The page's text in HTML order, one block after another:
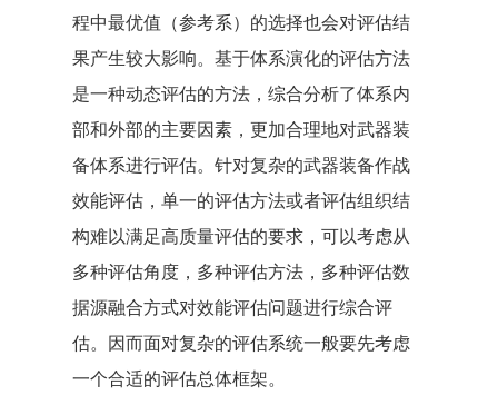
程中最优值（参考系）的选择也会对评估结
果产生较大影响。基于体系演化的评估方法
是一种动态评估的方法，综合分析了体系内
部和外部的主要因素，更加合理地对武器装
备体系进行评估。针对复杂的武器装备作战
效能评估，单一的评估方法或者评估组织结
构难以满足高质量评估的要求，可以考虑从
多种评估角度，多种评估方法，多种评估数
据源融合方式对效能评估问题进行综合评
估。因而面对复杂的评估系统一般要先考虑
一个合适的评估总体框架。